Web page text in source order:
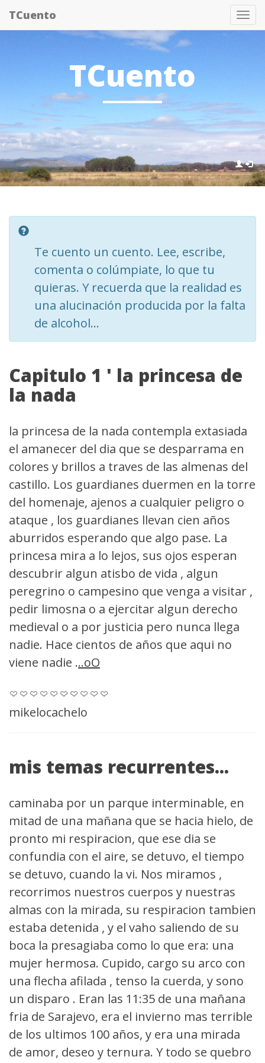
Pasar
TCuento
TCuento
Te cuento un cuento. Lee, escribe,
comenta o colúmpiate, lo que tu
quieras. Y recuerda que la realidad es
una alucinación producida por la falta
de alcohol...
Capitulo 1 ' la princesa de
la nada
la princesa de la nada contempla extasiada
el amanecer del dia que se desparrama en
colores y brillos a traves de las almenas del
castillo. Los guardianes duermen en la torre
del homenaje, ajenos a cualquier peligro o
ataque , los guardianes llevan cien años
aburridos esperando que algo pase. La
princesa mira a lo lejos, sus ojos esperan
descubrir algun atisbo de vida , algun
peregrino o campesino que venga a visitar ,
pedir limosna o a ejercitar algun derecho
medieval o a por justicia pero nunca llega
nadie. Hace cientos de años que aqui no
viene nadie ...oO
mikelocachelo
mis temas recurrentes...
caminaba por un parque interminable, en
mitad de una mañana que se hacia hielo, de
pronto mi respiracion, que ese dia se
confundia con el aire, se detuvo, el tiempo
se detuvo, cuando la vi. Nos miramos ,
recorrimos nuestros cuerpos y nuestras
almas con la mirada, su respiracion tambien
estaba detenida , y el vaho saliendo de su
boca la presagiaba como lo que era: una
mujer hermosa. Cupido, cargo su arco con
una flecha afilada , tenso la cuerda, y sono
un disparo . Eran las 11:35 de una mañana
fria de Sarajevo, era el invierno mas terrible
de los ultimos 100 años, y era una mirada
de amor, deseo y ternura. Y todo se quebro